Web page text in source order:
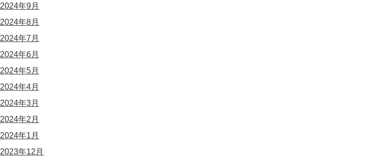
2024年9月
2024年8月
2024年7月
2024年6月
2024年5月
2024年4月
2024年3月
2024年2月
2024年1月
2023年12月